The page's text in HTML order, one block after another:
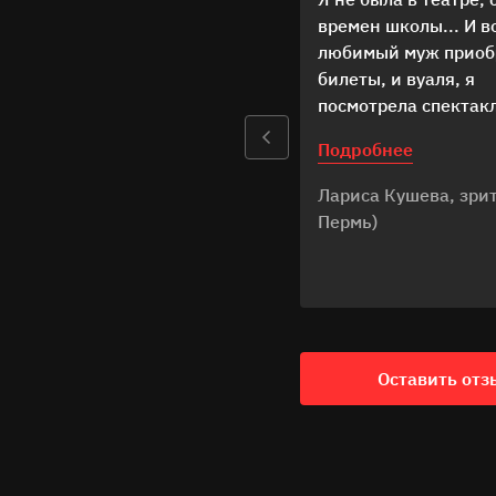
времен школы... И
любимый муж
билеты, и вуаля, я
посмотрела
на одном дыхании
1,5 часа... Я
за полученные
Желаю всем, кто
Подробнее
Лариса Кушева,
Пермь)
Оставить